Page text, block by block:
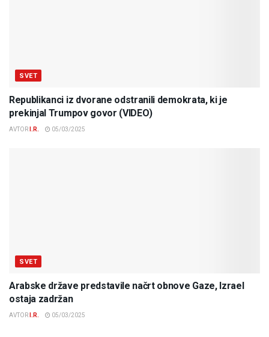
SVET
Republikanci iz dvorane odstranili demokrata, ki je
prekinjal Trumpov govor (VIDEO)
AVTOR I.R. 05/03/2025
SVET
Arabske države predstavile načrt obnove Gaze, Izrael
ostaja zadržan
AVTOR I.R. 05/03/2025